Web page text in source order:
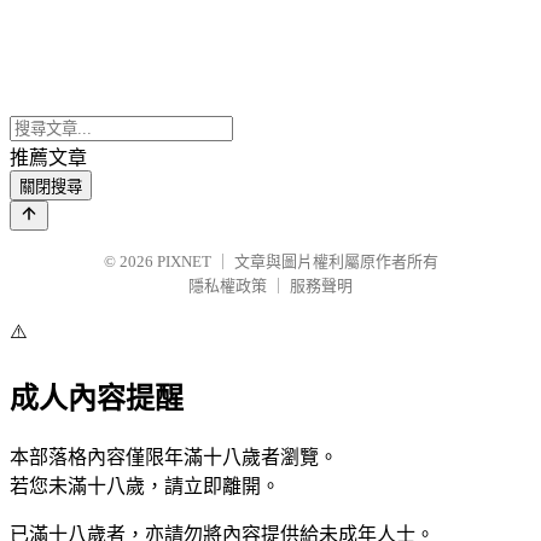
推薦文章
關閉搜尋
© 2026 PIXNET
文章與圖片權利屬原作者所有
隱私權政策
服務聲明
⚠️
成人內容提醒
本部落格內容僅限年滿十八歲者瀏覽。
若您未滿十八歲，請立即離開。
已滿十八歲者，亦請勿將內容提供給未成年人士。